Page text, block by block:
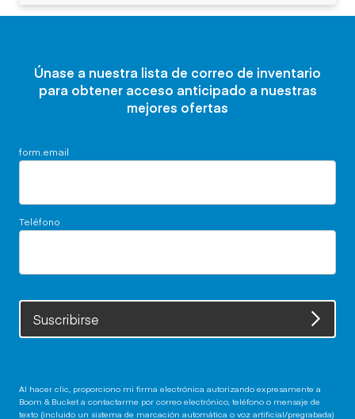
Únase a nuestra lista de correo de inventario
para obtener acceso anticipado a nuestras
mejores ofertas
form.email
Teléfono
Suscribirse
Al hacer clic, proporciono mi firma electrónica autorizando expresamente a
Boom & Bucket a contactarme por correo electrónico, teléfono o mensaje de
texto (incluido un sistema de marcación automática o voz artificial/pregrabada)